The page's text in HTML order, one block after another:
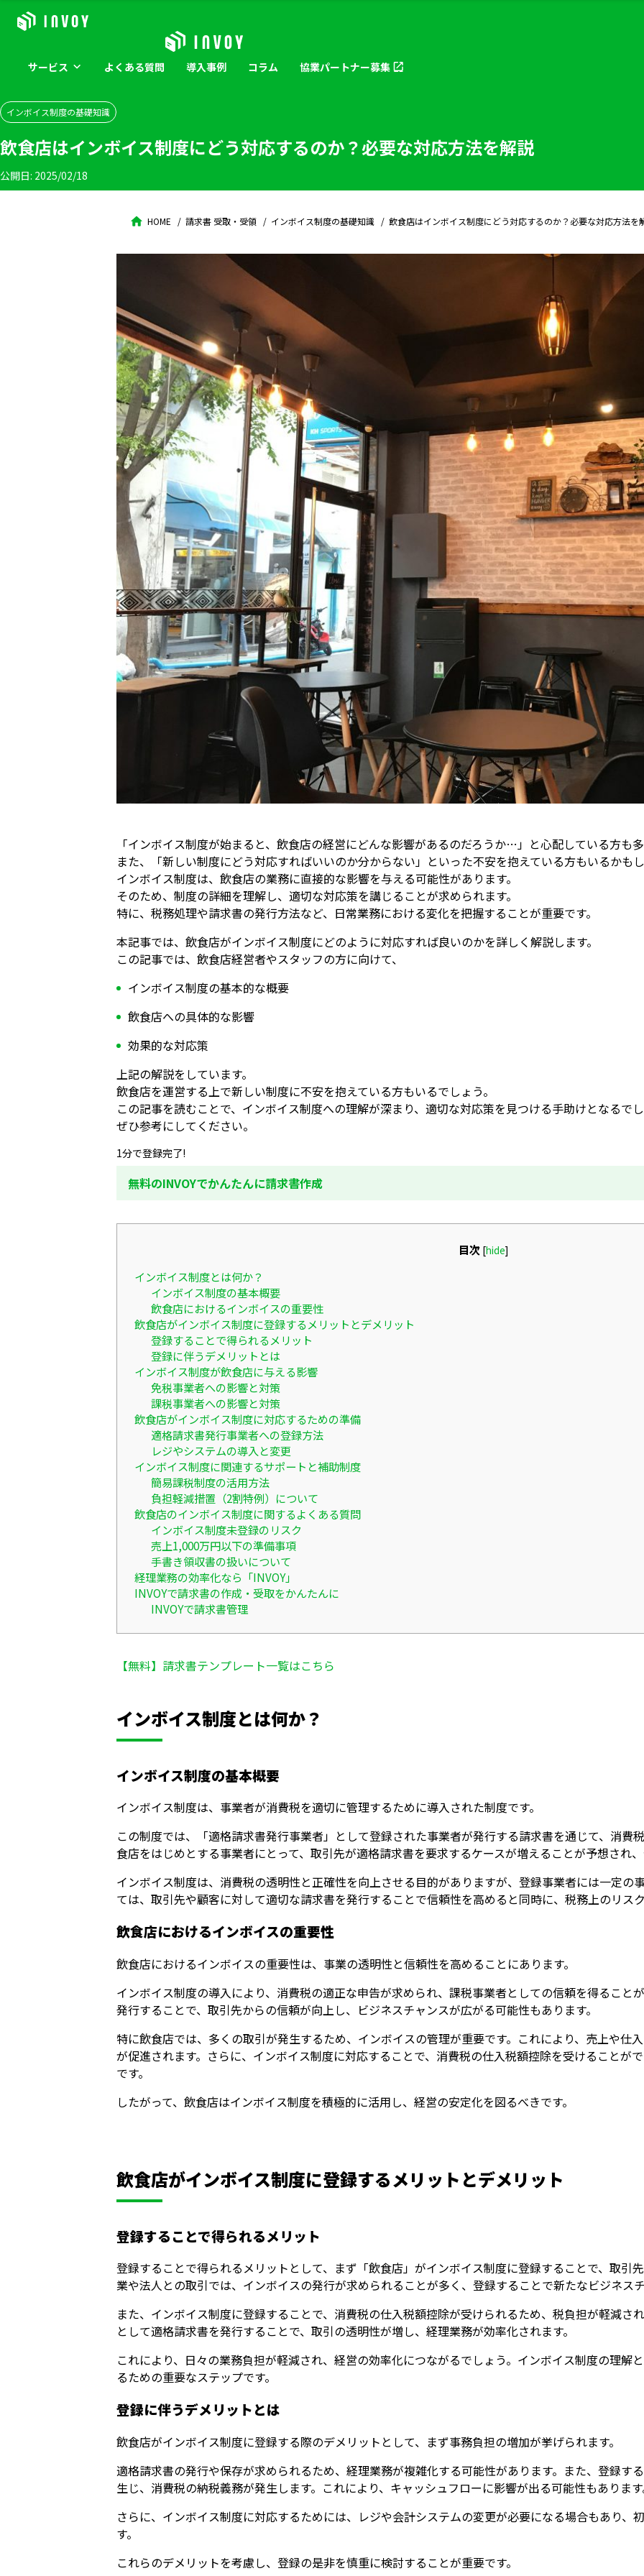
サービス よくある質問 導入事例 コラム 協業パートナー募集
インボイス制度の基礎知識
飲食店はインボイス制度にどう対応するのか？必要な対応方法を解説
公開日: 2025/02/18
HOME 請求書 受取・受領 インボイス制度の基礎知識 飲食店はインボイス制度にどう対応するのか？必要な対応方法を
「インボイス制度が始まると、飲食店の経営にどんな影響があるのだろうか…」と心配している方も
また、「新しい制度にどう対応すればいいのか分からない」といった不安を抱えている方もいるかも
インボイス制度は、飲食店の業務に直接的な影響を与える可能性があります。
そのため、制度の詳細を理解し、適切な対応策を講じることが求められます。
特に、税務処理や請求書の発行方法など、日常業務における変化を把握することが重要です。
本記事では、飲食店がインボイス制度にどのように対応すれば良いのかを詳しく解説します。
この記事では、飲食店経営者やスタッフの方に向けて、
インボイス制度の基本的な概要
飲食店への具体的な影響
効果的な対応策
上記の解説をしています。
飲食店を運営する上で新しい制度に不安を抱えている方もいるでしょう。
この記事を読むことで、インボイス制度への理解が深まり、適切な対応策を見つける手助けとなるで
ぜひ参考にしてください。
1分で登録完了!
無料のINVOYでかんたんに請求書作成
目次 [hide]
インボイス制度とは何か？
インボイス制度の基本概要
飲食店におけるインボイスの重要性
飲食店がインボイス制度に登録するメリットとデメリット
登録することで得られるメリット
登録に伴うデメリットとは
インボイス制度が飲食店に与える影響
免税事業者への影響と対策
課税事業者への影響と対策
飲食店がインボイス制度に対応するための準備
適格請求書発行事業者への登録方法
レジやシステムの導入と変更
インボイス制度に関連するサポートと補助制度
簡易課税制度の活用方法
負担軽減措置（2割特例）について
飲食店のインボイス制度に関するよくある質問
インボイス制度未登録のリスク
売上1,000万円以下の準備事項
手書き領収書の扱いについて
経理業務の効率化なら「INVOY」
INVOYで請求書の作成・受取をかんたんに
INVOYで請求書管理
【無料】請求書テンプレート一覧はこちら
インボイス制度とは何か？
インボイス制度の基本概要
インボイス制度は、事業者が消費税を適切に管理するために導入された制度です。
この制度では、「適格請求書発行事業者」として登録された事業者が発行する請求書を通じて、消費
食店をはじめとする事業者にとって、取引先が適格請求書を要求するケースが増えることが予想され
インボイス制度は、消費税の透明性と正確性を向上させる目的がありますが、登録事業者には一定の
ては、取引先や顧客に対して適切な請求書を発行することで信頼性を高めると同時に、税務上のリス
飲食店におけるインボイスの重要性
飲食店におけるインボイスの重要性は、事業の透明性と信頼性を高めることにあります。
インボイス制度の導入により、消費税の適正な申告が求められ、課税事業者としての信頼を得ること
発行することで、取引先からの信頼が向上し、ビジネスチャンスが広がる可能性もあります。
特に飲食店では、多くの取引が発生するため、インボイスの管理が重要です。これにより、売上や仕
が促進されます。さらに、インボイス制度に対応することで、消費税の仕入税額控除を受けることが
です。
したがって、飲食店はインボイス制度を積極的に活用し、経営の安定化を図るべきです。
飲食店がインボイス制度に登録するメリットとデメリット
登録することで得られるメリット
登録することで得られるメリットとして、まず「飲食店」がインボイス制度に登録することで、取引
業や法人との取引では、インボイスの発行が求められることが多く、登録することで新たなビジネス
また、インボイス制度に登録することで、消費税の仕入税額控除が受けられるため、税負担が軽減さ
として適格請求書を発行することで、取引の透明性が増し、経理業務が効率化されます。
これにより、日々の業務負担が軽減され、経営の効率化につながるでしょう。インボイス制度の理解
るための重要なステップです。
登録に伴うデメリットとは
飲食店がインボイス制度に登録する際のデメリットとして、まず事務負担の増加が挙げられます。
適格請求書の発行や保存が求められるため、経理業務が複雑化する可能性があります。また、登録す
生じ、消費税の納税義務が発生します。これにより、キャッシュフローに影響が出る可能性もありま
さらに、インボイス制度に対応するためには、レジや会計システムの変更が必要になる場合もあり、
す。
これらのデメリットを考慮し、登録の是非を慎重に検討することが重要です。